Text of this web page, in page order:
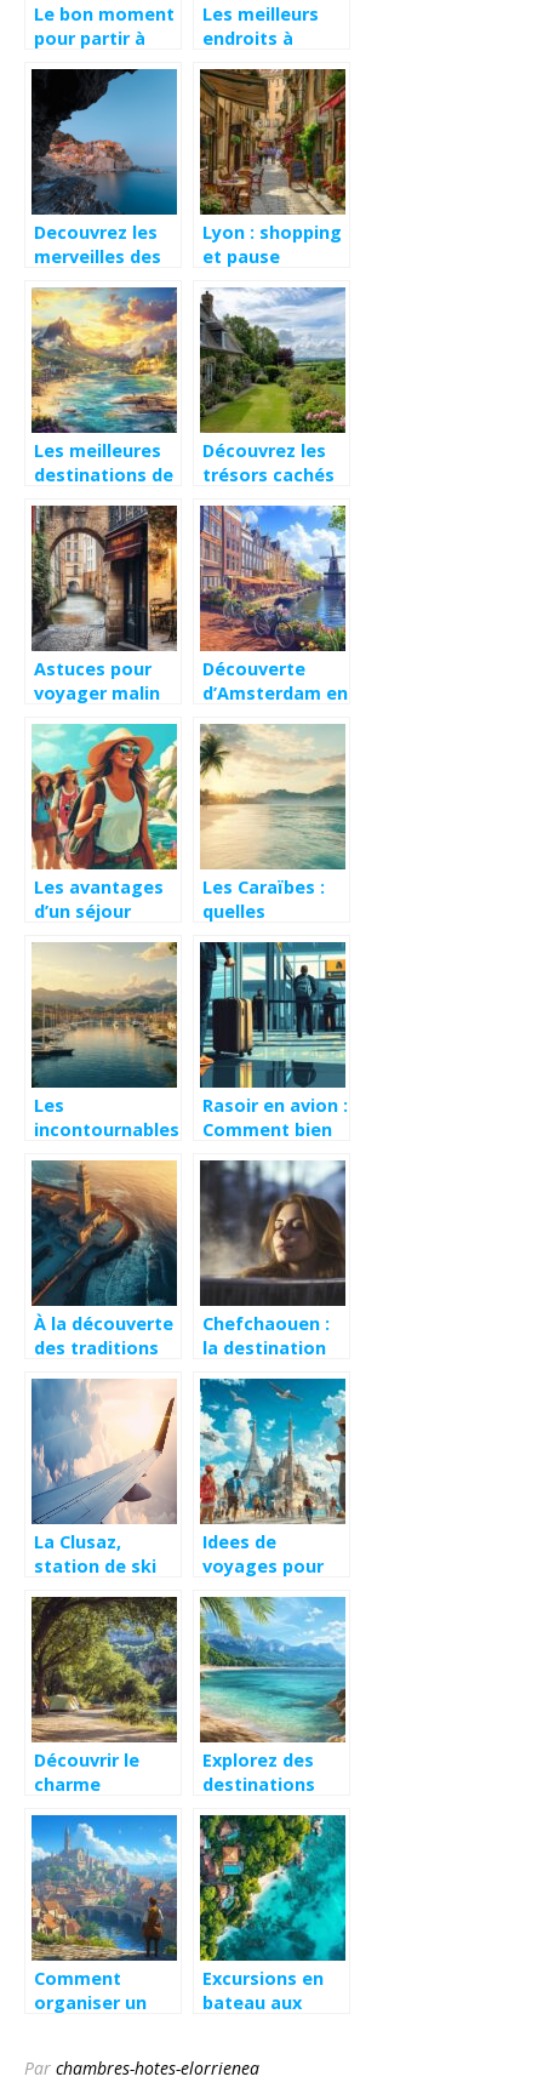
Le bon moment
pour partir à
Les meilleurs
endroits à
Thaïlande
Decouvrez les
merveilles des
Italie
Lyon : shopping
et pause
dans un petit
bouchon
Les meilleures
destinations de
des aventures
inoubliables
Découvrez les
trésors cachés
: où séjourner
et en savoir
plus
Astuces pour
voyager malin
destinations
européennes
bon marché
Découverte
d’Amsterdam en
itinéraire,
attractions et
astuces
Les avantages
d’un séjour
une agence :
focus sur
Selectour
Les Caraïbes :
quelles
pour des
vacances de
rêve ?
L’aventure
photo nature à
Saint-Kitts
Les
incontournables
pour découvrir
Porto Vecchio,
en Corse du Sud
Rasoir en avion :
Comment bien
bagages selon
les normes
aériennes
À la découverte
des traditions
la mosquée
Hassan 2
Chefchaouen :
la destination
digital detox en
2025
La Clusaz,
station de ski
: votre
destination
ideale pour des
vacances d’ete
en montagne
Idees de
voyages pour
budgets :
explorez le
monde sans
vous ruiner
Découvrir le
charme
camping près
des Gorges du
Gardon
Explorez des
destinations
en France et à
travers le
monde pour vos
prochaines
vacances
Comment
organiser un
Europe
Excursions en
bateau aux
vacance avec
Par chambres-hotes-elorrienea